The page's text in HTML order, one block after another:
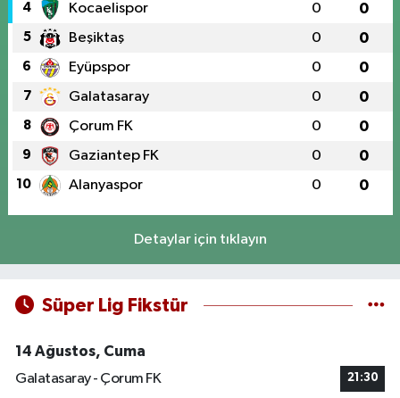
4 Kocaelispor 0 0
5 Beşiktaş 0 0
6 Eyüpspor 0 0
7 Galatasaray 0 0
8 Çorum FK 0 0
9 Gaziantep FK 0 0
10 Alanyaspor 0 0
Detaylar için tıklayın
Süper Lig Fikstür
14 Ağustos, Cuma
Galatasaray - Çorum FK
21:30